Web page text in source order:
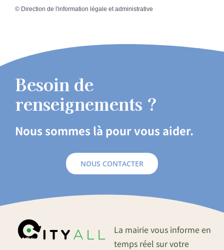
© Direction de l'information légale et administrative
Besoin de
renseignements ?
Nous sommes là pour vous aider.
NOUS CONTACTER
La mairie vous informe en
temps réel sur votre